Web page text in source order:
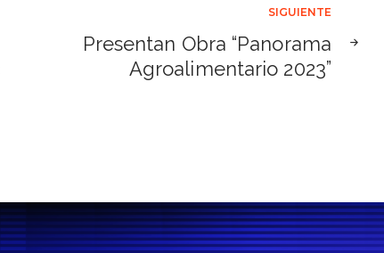
SIGUIENTE
Presentan Obra “Panorama
Agroalimentario 2023”